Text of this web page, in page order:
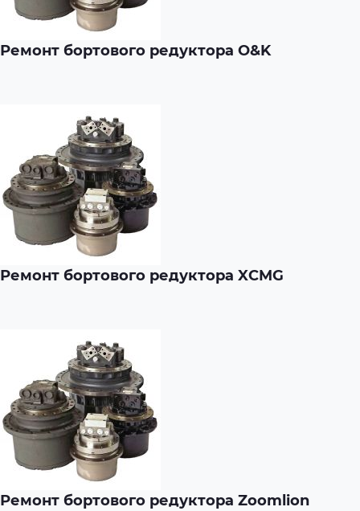
Ремонт бортового редуктора O&K
Ремонт бортового редуктора XCMG
Ремонт бортового редуктора Zoomlion